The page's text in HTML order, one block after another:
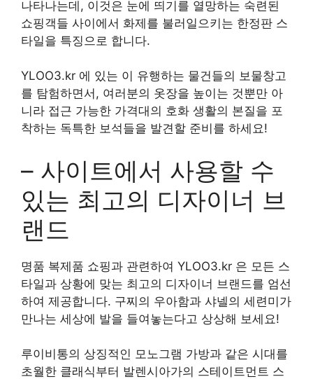
나타나는데, 이것은 눈에 띄기를 열망하는 숙련된
쇼핑객들 사이에서 화제를 불러일으키는 한정판 스
타일을 특징으로 합니다.
YLOO3.kr 에 있는 이 유행하는 물건들의 보물창고
를 탐험하면서, 여러분의 옷장을 높이는 것뿐만 아
니라 접근 가능한 가격대의 호화 생활의 본질을 포
착하는 독특한 보석들을 발견할 준비를 하세요!
– 사이트에서 사용할 수
있는 최고의 디자이너 브
랜드
명품 복제품 쇼핑과 관련하여 YLOO3.kr 은 모든 스
타일과 상황에 맞는 최고의 디자이너 브랜드를 엄선
하여 제공합니다. 구찌의 우아함과 샤넬의 세련미가
만나는 세상에 발을 들여놓는다고 상상해 보세요!
루이비통의 상징적인 모노그램 가방과 같은 시대를
초월한 클래식부터 발렌시아가의 스테이트먼트 스